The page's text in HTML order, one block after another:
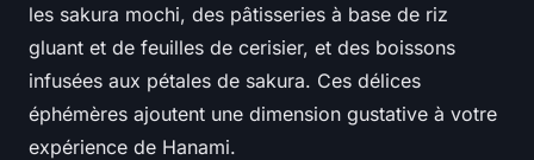
les sakura mochi, des pâtisseries à base de riz
gluant et de feuilles de cerisier, et des boissons
infusées aux pétales de sakura. Ces délices
éphémères ajoutent une dimension gustative à votre
expérience de Hanami.